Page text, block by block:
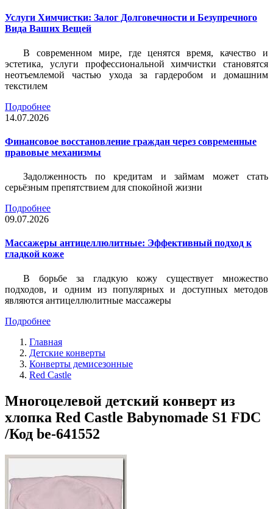
Услуги Химчистки: Залог Долговечности и Безупречного
Вида Ваших Вещей
В современном мире, где ценятся время, качество и
эстетика, услуги профессиональной химчистки становятся
неотъемлемой частью ухода за гардеробом и домашним
текстилем
Подробнее
14.07.2026
Финансовое восстановление граждан через современные
правовые механизмы
Задолженность по кредитам и займам может стать
серьёзным препятствием для спокойной жизни
Подробнее
09.07.2026
Массажеры антицеллюлитные: Эффективный подход к
гладкой коже
В борьбе за гладкую кожу существует множество
подходов, и одним из популярных и доступных методов
являются антицеллюлитные массажеры
Подробнее
Главная
Детские конверты
Конверты демисезонные
Red Castle
Многоцелевой детский конверт из
хлопка Red Castle Babynomade S1 FDC
/Код be-641552